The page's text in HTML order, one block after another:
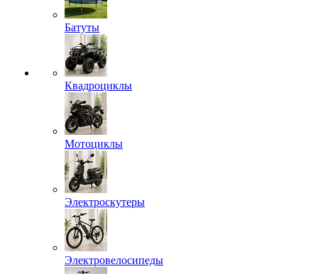
Батуты
Квадроциклы
Мотоциклы
Электроскутеры
Электровелосипеды